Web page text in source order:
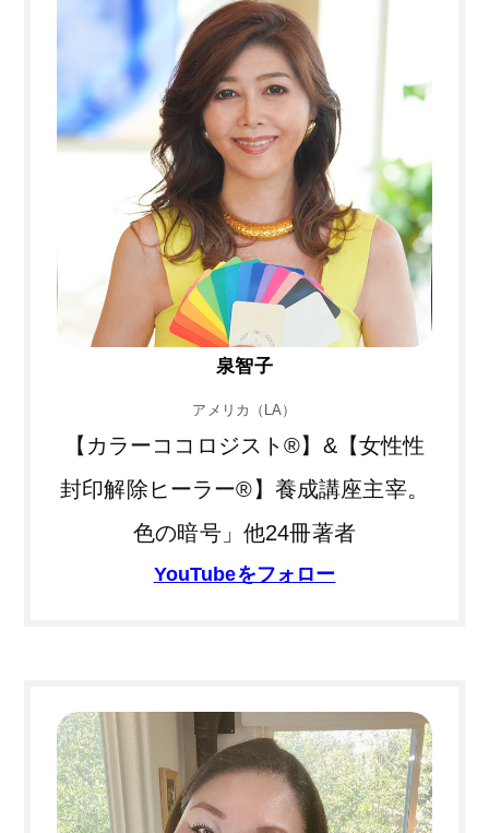
泉智子
アメリカ（LA）
【カラーココロジスト®】&【女性性
封印解除ヒーラー®】養成講座主宰。
色の暗号」他24冊著者
YouTubeをフォロー